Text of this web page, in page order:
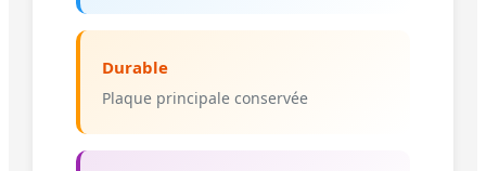
Durable
Plaque principale conservée